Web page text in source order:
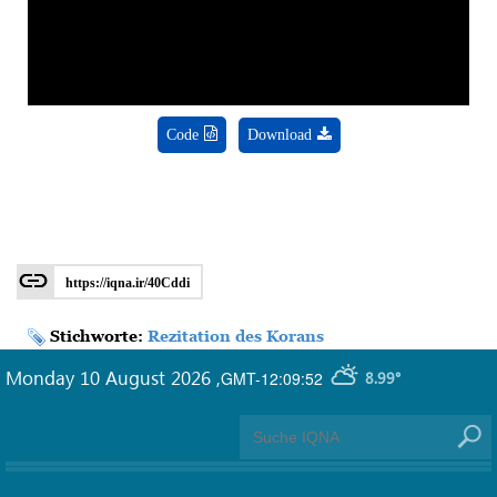
Code Download
https://iqna.ir/40Cddi
Stichworte: Rezitation des Korans
GMT-12:09:52 8.99°
Monday 10 August 2026 ,